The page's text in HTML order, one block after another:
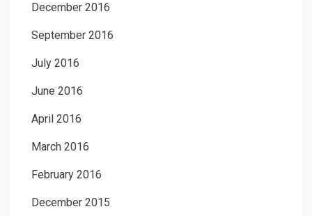
December 2016
September 2016
July 2016
June 2016
April 2016
March 2016
February 2016
December 2015